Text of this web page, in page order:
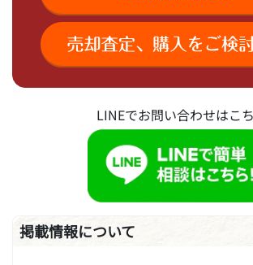
LINEでお問い合わせはこ
掲載情報について